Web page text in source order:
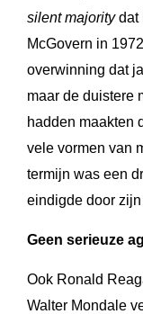
silent majoritydat
McGovern in
overwinning dat
maar de duistere
hadden maakten
vele vormen van
termijn was een
eindigde door zijn
Geen serieuze
Ook Ronald
Walter Mondale